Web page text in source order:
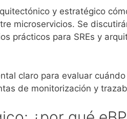
y estratégico
microservicios. Se
prácticos para SREs y
claro para evaluar
de monitorización y